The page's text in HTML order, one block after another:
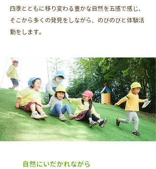
​四季とともに移り変わる豊かな自然を五感で感じ、
そこから多くの発見をしながら、のびのびと体験活
動をします。
自然にいだかれながら